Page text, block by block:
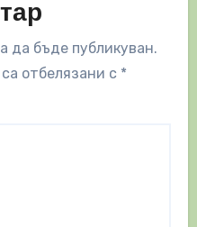
да бъде публикуван.
отбелязани с *